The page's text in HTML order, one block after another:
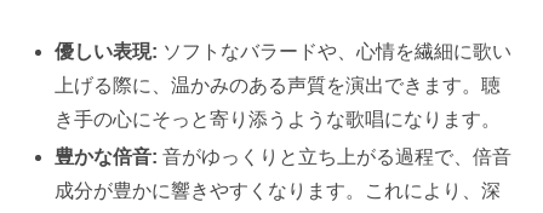
優しい表現: ソフトなバラードや、心情を繊細に歌い
上げる際に、温かみのある声質を演出できます。聴
き手の心にそっと寄り添うような歌唱になります。
豊かな倍音: 音がゆっくりと立ち上がる過程で、倍音
成分が豊かに響きやすくなります。これにより、深